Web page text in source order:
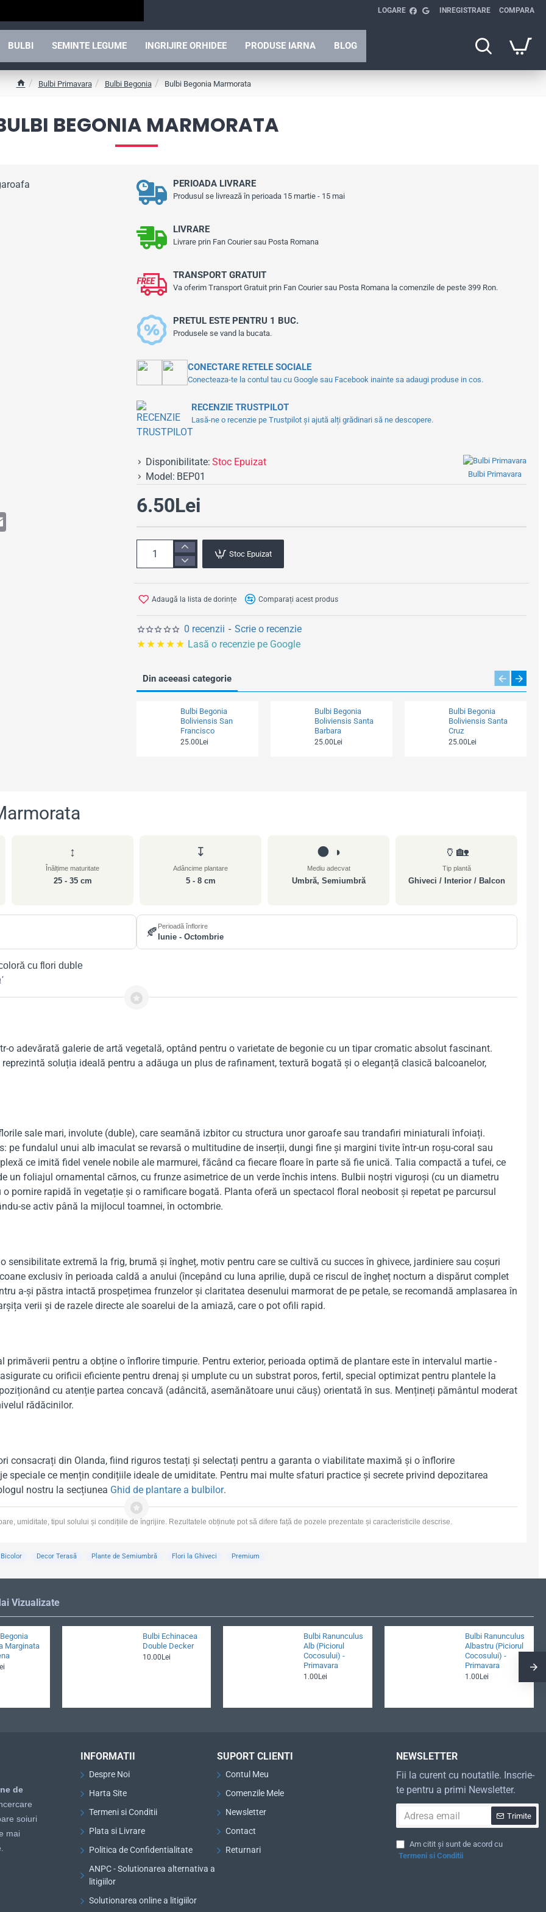
LOGARE INREGISTRARE COMPARA
BULBI SEMINTE LEGUME INGRIJIRE ORHIDEE PRODUSE IARNA BLOG
BEGONIA MARMORATA
Bulbi Primavara Bulbi Begonia Bulbi Begonia Marmorata
E
LIVRARE
Livrare prin Fan Courier sau Posta Romana
CONECTARE RETELE SOCIALE
Conecteaza-te la contul tau cu Google sau Facebook inainte sa adaugi produse in cos.
TRANSPORT GRATUIT
Va oferim Transport Gratuit prin Fan Courier sau Posta Romana la comenzile de peste 399 Ron.
RECENZIE TRUSTPILOT
Lasă-ne o recenzie pe Trustpilot și ajută alți grădinari să ne descopere.
PRETUL ESTE PENTRU 1 BUC.
Produsele se vand la bucata.
PERIOADA LIVRARE
Produsul se livrează în perioada 15 martie - 15 mai
Disponibilitate: Stoc Epuizat
Model: BEP01 Bulbi Primavara
0 recenzii - Scrie o recenzie
6.50Lei
Stoc Epuizat
Adaugă la lista de dorințe Comparați acest produs
Din aceeasi categorie
Bulbi Begonia
Boliviensis San
Francisco
25.00Lei
Bulbi Begonia
Boliviensis Santa
Barbara
25.00Lei
Bulbi Begonia
Boliviensis Santa
Cruz
25.00Lei
★★★★★ Lasă o recenzie pe Google
↕
Înălțime maturitate
25 - 35 cm
↧
Adâncime plantare
5 - 8 cm
🌑 ◑
Mediu adecvat
Umbră, Semiumbră
🏺🏡
Tip plantă
Ghiveci / Interior / Balcon
🍂 Perioadă înflorire
Iunie - Octombrie
cu flori duble
o adevărată galerie de artă vegetală, optând pentru o varietate de begonie cu un tipar cromatic absolut fascinant.
soluția ideală pentru a adăuga un plus de rafinament, textură bogată și o eleganță clasică balcoanelor,
sale mari, involute (duble), care seamănă izbitor cu structura unor garoafe sau trandafiri miniaturali înfoiați.
pe fundalul unui alb imaculat se revarsă o multitudine de inserții, dungi fine și margini tivite într-un roșu-coral sau
ce imită fidel venele nobile ale marmurei, făcând ca fiecare floare în parte să fie unică. Talia compactă a tufei, ce
un foliajul ornamental cărnos, cu frunze asimetrice de un verde închis intens. Bulbii noștri viguroși (cu un diametru
pornire rapidă în vegetație și o ramificare bogată. Planta oferă un spectacol floral neobosit și repetat pe parcursul
se activ până la mijlocul toamnei, în octombrie.
sensibilitate extremă la frig, brumă și îngheț, motiv pentru care se cultivă cu succes în ghivece, jardiniere sau coșuri
exclusiv în perioada caldă a anului (începând cu luna aprilie, după ce riscul de îngheț nocturn a dispărut complet
a-și păstra intactă prospețimea frunzelor și claritatea desenului marmorat de pe petale, se recomandă amplasarea în
verii și de razele directe ale soarelui de la amiază, care o pot ofili rapid.
pentru a obține o înflorire timpurie. Pentru exterior, perioada optimă de plantare este în intervalul martie -
cu orificii eficiente pentru drenaj și umplute cu un substrat poros, fertil, special optimizat pentru plantele la
cu atenție partea concavă (adâncită, asemănătoare unui căuș) orientată în sus. Mențineți pământul moderat
rădăcinilor.
consacrați din Olanda, fiind riguros testați și selectați pentru a garanta o viabilitate maximă și o înflorire
speciale ce mențin condițiile ideale de umiditate. Pentru mai multe sfaturi practice și secrete privind depozitarea
nostru la secțiunea Ghid de plantare a bulbilor.
umiditate, tipul solului și condițiile de îngrijire. Rezultatele obținute pot să difere față de pozele prezentate și caracteristicile descrise.
Bicolor Decor Terasă Plante de Semiumbră Flori la Ghiveci Premium
Vizualizate
Marginata
Bulbi Echinacea
Double Decker
10.00Lei
Bulbi Ranunculus
Alb (Piciorul
Cocosului) -
Primavara
1.00Lei
Bulbi Ranunculus
Albastru (Piciorul
Cocosului) -
Primavara
1.00Lei
de
soiuri
mai
INFORMATII
Despre Noi
Harta Site
Termeni si Conditii
Plata si Livrare
Politica de Confidentialitate
ANPC - Solutionarea alternativa a
litigiilor
Solutionarea online a litigiilor
SUPORT CLIENTI
Contul Meu
Comenzile Mele
Newsletter
Contact
Returnari
NEWSLETTER
Fii la curent cu noutatile. Inscrie-
te pentru a primi Newsletter.
email
Trimite
Am citit și sunt de acord cu
Termeni si Conditii